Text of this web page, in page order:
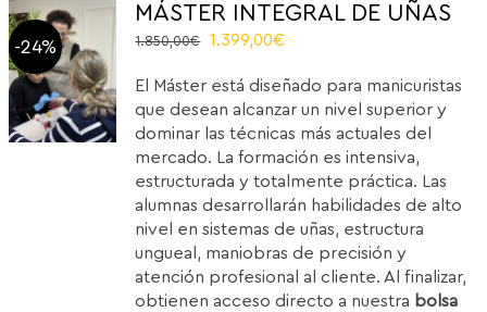
-24%
MÁSTER INTEGRAL DE UÑAS
1.850,00€
Original
was:
1.850,00€.
1.399,00€
is:
1.399,00€.
El Máster está diseñado para manicuristas
que desean alcanzar un nivel superior y
dominar las técnicas más actuales del
mercado. La formación es intensiva,
estructurada y totalmente práctica. Las
alumnas desarrollarán habilidades de alto
nivel en sistemas de uñas, estructura
ungueal, maniobras de precisión y
atención profesional al cliente. Al finalizar,
obtienen acceso directo a nuestra bolsa